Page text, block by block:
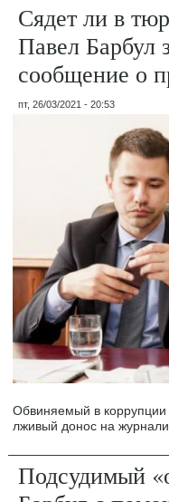
Сядет ли в
Павел Барбул
сообщение о
пт, 26/03/2021 - 20:53
Обвиняемый в
лживый донос на
Подсудимый